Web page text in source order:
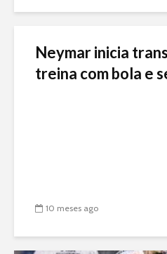
Neymar inicia
treina com bola e
10 meses ago